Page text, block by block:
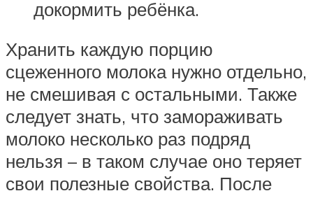
докормить ребёнка.
Хранить каждую порцию
сцеженного молока нужно отдельно,
не смешивая с остальными. Также
следует знать, что замораживать
молоко несколько раз подряд
нельзя – в таком случае оно теряет
свои полезные свойства. После